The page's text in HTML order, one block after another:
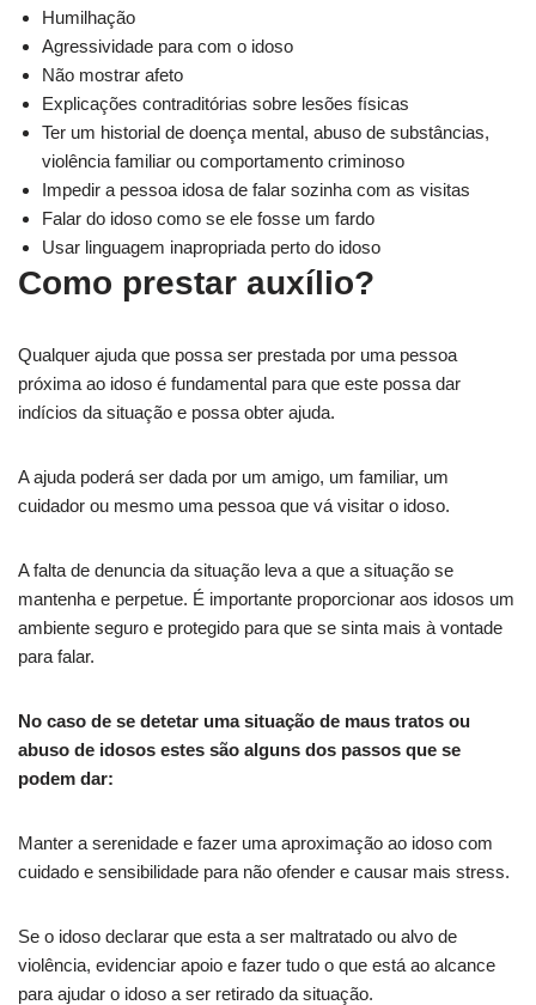
Humilhação
Agressividade para com o idoso
Não mostrar afeto
Explicações contraditórias sobre lesões físicas
Ter um historial de doença mental, abuso de substâncias,
violência familiar ou comportamento criminoso
Impedir a pessoa idosa de falar sozinha com as visitas
Falar do idoso como se ele fosse um fardo
Usar linguagem inapropriada perto do idoso
Como prestar auxílio?
Qualquer ajuda que possa ser prestada por uma pessoa
próxima ao idoso é fundamental para que este possa dar
indícios da situação e possa obter ajuda.
A ajuda poderá ser dada por um amigo, um familiar, um
cuidador ou mesmo uma pessoa que vá visitar o idoso.
A falta de denuncia da situação leva a que a situação se
mantenha e perpetue. É importante proporcionar aos idosos um
ambiente seguro e protegido para que se sinta mais à vontade
para falar.
No caso de se detetar uma situação de maus tratos ou
abuso de idosos estes são alguns dos passos que se
podem dar:
Manter a serenidade e fazer uma aproximação ao idoso com
cuidado e sensibilidade para não ofender e causar mais stress.
Se o idoso declarar que esta a ser maltratado ou alvo de
violência, evidenciar apoio e fazer tudo o que está ao alcance
para ajudar o idoso a ser retirado da situação.